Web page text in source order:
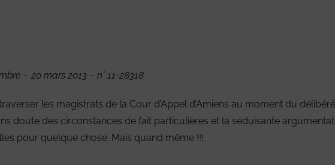
– 20 mars 2013 – n° 11-28318
les magistrats de la Cour d’Appel d’Amiens au moment du
doute des circonstances de fait particulières et la séduisante
pour quelque chose. Mais quand même !!!